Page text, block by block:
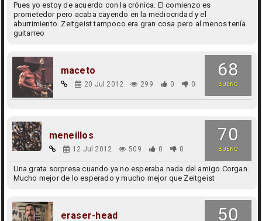
Pues yo estoy de acuerdo con la crónica. El comienzo es
prometedor pero acaba cayendo en la mediocridad y el
aburrimiento. Zeitgeist tampoco era gran cosa pero al menos tenía
guitarreo
68
BUENO
maceto
20 Jul 2012 299 0 0
70
BUENO
meneillos
12 Jul 2012 509 0 0
Una grata sorpresa cuando ya no esperaba nada del amigo Corgan.
Mucho mejor de lo esperado y mucho mejor que Zeitgeist
50
eraser-head